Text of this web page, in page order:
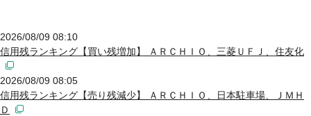
2026/08/09 08:10
信用残ランキング【買い残増加】 ＡＲＣＨＩＯ、三菱ＵＦＪ、住友化
2026/08/09 08:05
信用残ランキング【売り残減少】 ＡＲＣＨＩＯ、日本駐車場、ＪＭＨ
Ｄ